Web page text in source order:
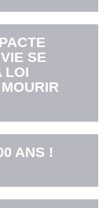
SE
LOI
ANS !